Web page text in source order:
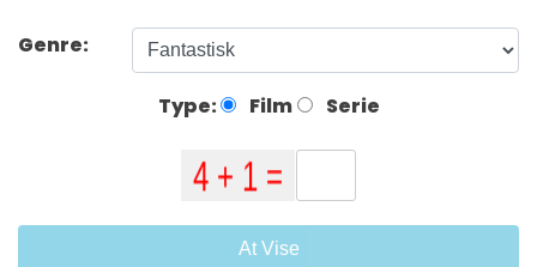
Genre:
Type: Film Serie
At Vise